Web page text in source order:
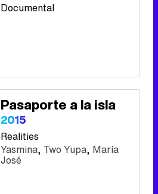
Documental
Pasaporte a la isla
2015
Realities
Yasmina, Two Yupa, María
José